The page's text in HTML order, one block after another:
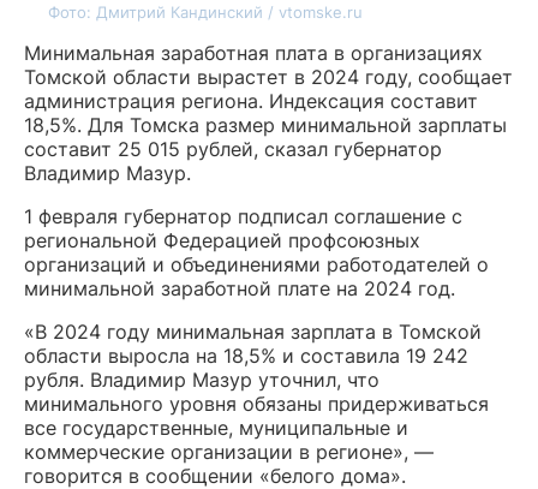
Фото: Дмитрий Кандинский / vtomske.ru
Минимальная заработная плата в организациях
Томской области вырастет в 2024 году, сообщает
администрация региона. Индексация составит
18,5%. Для Томска размер минимальной зарплаты
составит 25 015 рублей, сказал губернатор
Владимир Мазур.
1 февраля губернатор подписал соглашение с
региональной Федерацией профсоюзных
организаций и объединениями работодателей о
минимальной заработной плате на 2024 год.
«В 2024 году минимальная зарплата в Томской
области выросла на 18,5% и составила 19 242
рубля. Владимир Мазур уточнил, что
минимального уровня обязаны придерживаться
все государственные, муниципальные и
коммерческие организации в регионе», —
говорится в сообщении «белого дома».